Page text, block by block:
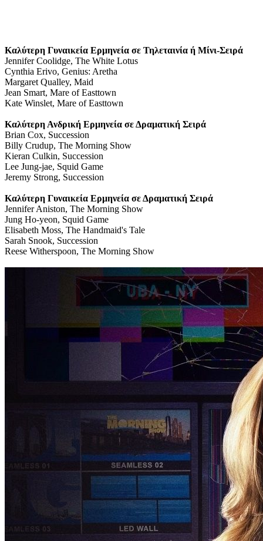
Καλύτερη Γυναικεία Ερμηνεία σε Τηλεταινία ή Μίνι-Σειρά
Jennifer Coolidge, The White Lotus
Cynthia Erivo, Genius: Aretha
Margaret Qualley, Maid
Jean Smart, Mare of Easttown
Kate Winslet, Mare of Easttown
Καλύτερη Ανδρική Ερμηνεία σε Δραματική Σειρά
Brian Cox, Succession
Billy Crudup, The Morning Show
Kieran Culkin, Succession
Lee Jung-jae, Squid Game
Jeremy Strong, Succession
Καλύτερη Γυναικεία Ερμηνεία σε Δραματική Σειρά
Jennifer Aniston, The Morning Show
Jung Ho-yeon, Squid Game
Elisabeth Moss, The Handmaid's Tale
Sarah Snook, Succession
Reese Witherspoon, The Morning Show